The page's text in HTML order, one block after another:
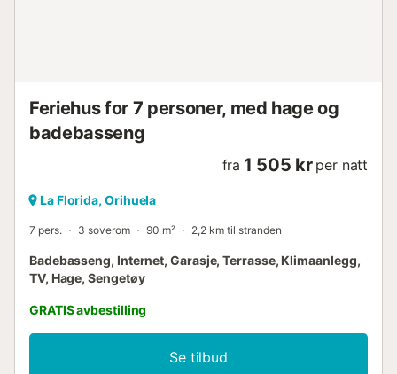
Feriehus for 7 personer, med hage og
badebasseng
fra 1 505 kr per natt
La Florida, Orihuela
7 pers. 3 soverom 90 m² 2,2 km til stranden
Badebasseng, Internet, Garasje, Terrasse, Klimaanlegg,
TV, Hage, Sengetøy
GRATIS avbestilling
Se tilbud